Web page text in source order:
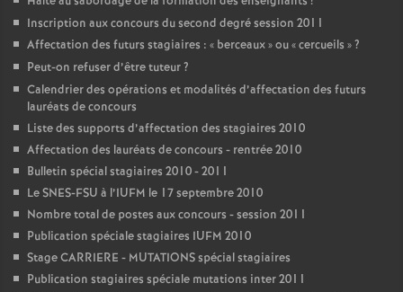
Inscription aux concours du second degré session 2011
Affectation des futurs stagiaires : « berceaux» ou «cercueils »?
Peut-on refuser d’être tuteur?
Calendrier des opérations et modalités d’affectation des futurs
lauréats de concours
Liste des supports d’affectation des stagiaires 2010
Affectation des lauréats de concours - rentrée 2010
Bulletin spécial stagiaires 2010 - 2011
Le SNES-FSU à l’IUFM le 17 septembre 2010
Nombre total de postes aux concours - session 2011
Publication spéciale stagiaires IUFM 2010
Stage CARRIERE - MUTATIONS spécial stagiaires
Publication stagiaires spéciale mutations inter 2011